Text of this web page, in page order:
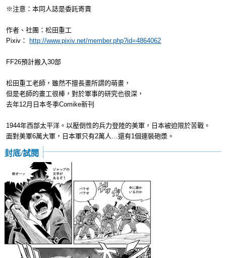
※注意：本同人誌是委託寄賣
作者、社團：松田重工
Pixiv：
http://www.pixiv.net/member.php?id=4864062
FF26預計搬入30部
松田重工老師，雖然不擅長畫所謂的萌畫，
但是老師的畫工很棒，對於軍事的研究也很深，
去年12月日本冬季Comike新刊
1944年西部太平洋。以壓倒性的兵力登陸的美軍，日本被迫限於苦戰。
面對美軍6萬大軍，日本軍只有2萬人…還有1個連裝砲漿。
封底/試閱